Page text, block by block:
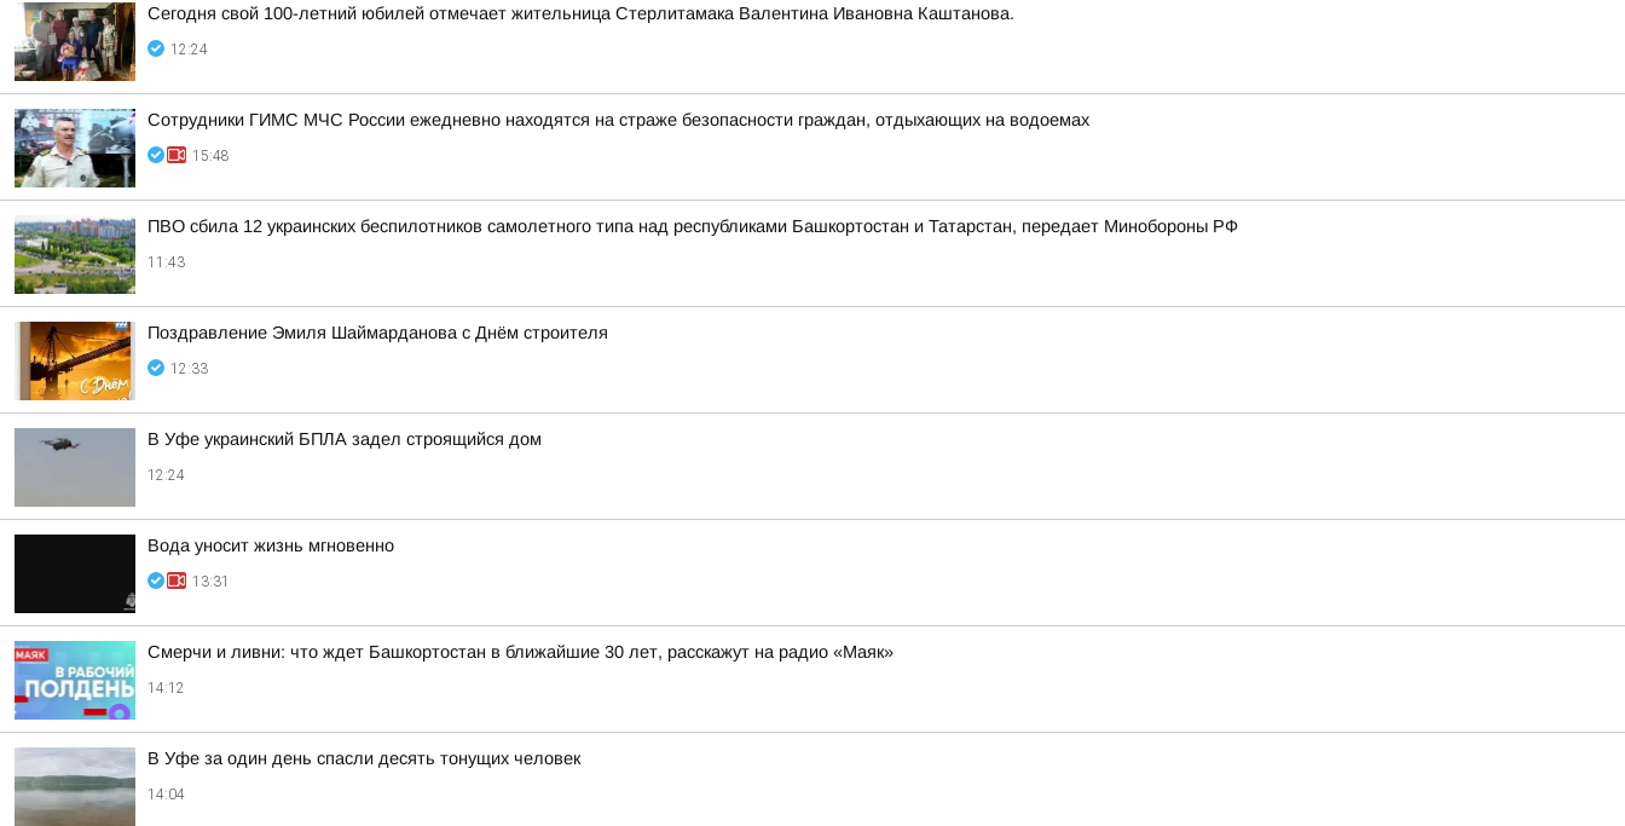
Сегодня свой 100-летний юбилей отмечает жительница Стерлитамака Валентина Ивановна Каштанова.
12:24
Сотрудники ГИМС МЧС России ежедневно находятся на страже безопасности граждан, отдыхающих на водоемах
15:48
ПВО сбила 12 украинских беспилотников самолетного типа над республиками Башкортостан и Татарстан, передает Минобороны РФ
11:43
Поздравление Эмиля Шаймарданова с Днём строителя
12:33
В Уфе украинский БПЛА задел строящийся дом
12:24
Вода уносит жизнь мгновенно
13:31
Смерчи и ливни: что ждет Башкортостан в ближайшие 30 лет, расскажут на радио «Маяк»
14:12
В Уфе за один день спасли десять тонущих человек
14:04